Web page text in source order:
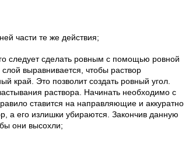
части те же действия;
следует сделать ровным с помощью ровной
выравнивается, чтобы раствор
край. Это позволит создать ровный угол.
раствора. Начинать необходимо с
ставится на направляющие и аккуратно
а его излишки убираются. Закончив данную
они высохли;